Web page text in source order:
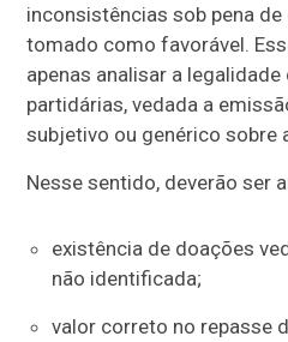
inconsistências sob pena
tomado como favorável.
apenas analisar a
partidárias, vedada a
subjetivo ou genérico sobre
Nesse sentido, deverão ser
existência de doações
não identificada;
valor correto no repasse